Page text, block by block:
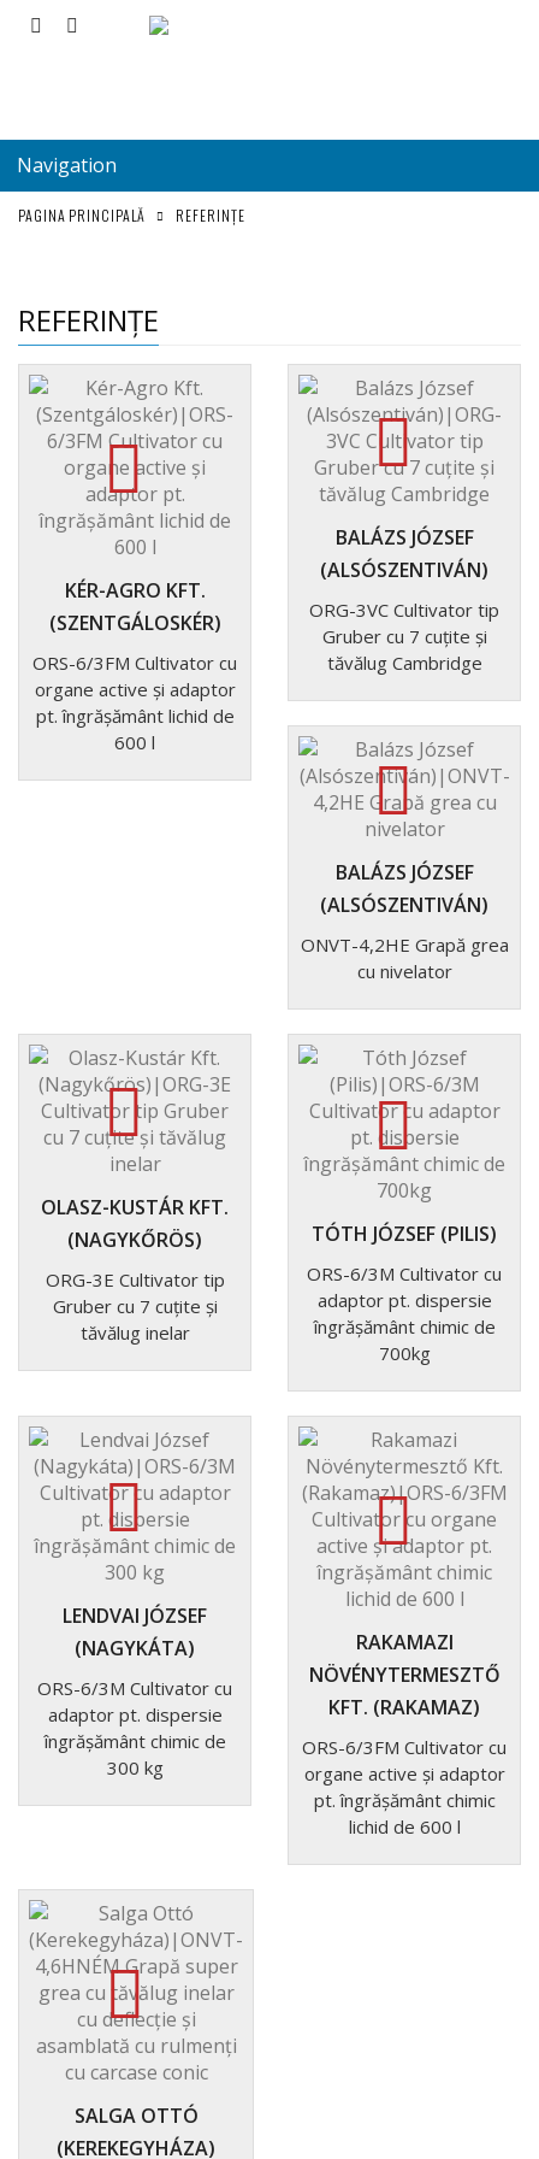
Navigation
PAGINA PRINCIPALĂ REFERINȚE
REFERINȚE
KÉR-AGRO KFT.
(SZENTGÁLOSKÉR)
ORS-6/3FM Cultivator cu
organe active și adaptor
pt. îngrășământ lichid de
600 l
BALÁZS JÓZSEF
(ALSÓSZENTIVÁN)
ORG-3VC Cultivator tip
Gruber cu 7 cuțite și
tăvălug Cambridge
BALÁZS JÓZSEF
(ALSÓSZENTIVÁN)
ONVT-4,2HE Grapă grea
cu nivelator
OLASZ-KUSTÁR KFT.
(NAGYKŐRÖS)
ORG-3E Cultivator tip
Gruber cu 7 cuțite și
tăvălug inelar
TÓTH JÓZSEF (PILIS)
ORS-6/3M Cultivator cu
adaptor pt. dispersie
îngrășământ chimic de
700kg
LENDVAI JÓZSEF
(NAGYKÁTA)
ORS-6/3M Cultivator cu
adaptor pt. dispersie
îngrășământ chimic de
300 kg
RAKAMAZI
NÖVÉNYTERMESZTŐ
KFT. (RAKAMAZ)
ORS-6/3FM Cultivator cu
organe active și adaptor
pt. îngrășământ chimic
lichid de 600 l
SALGA OTTÓ
(KEREKEGYHÁZA)